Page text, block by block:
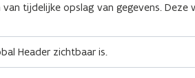
van tijdelijke opslag van gegevens.
Header zichtbaar is.